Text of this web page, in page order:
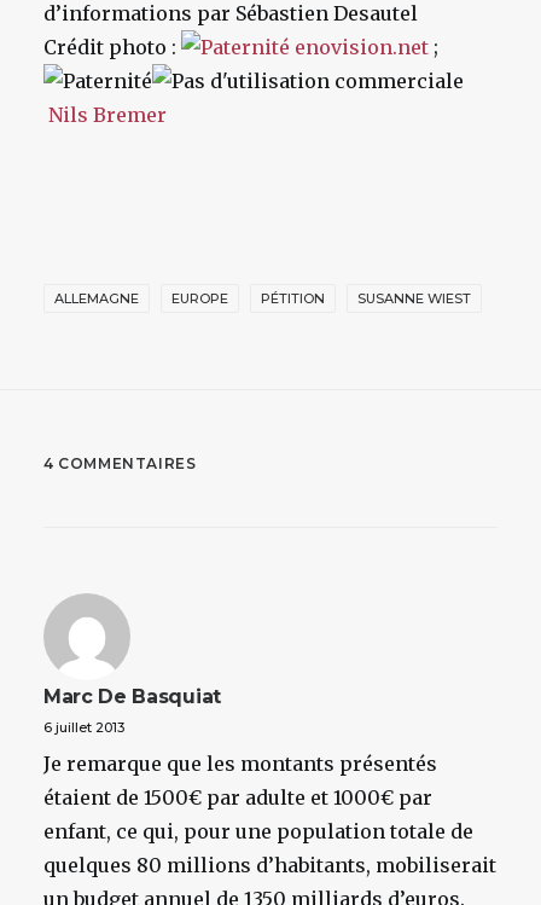
d’informations par Sébastien Desautel
Crédit photo :
enovision.net ;
Nils Bremer
ALLEMAGNE EUROPE PÉTITION SUSANNE WIEST
4 COMMENTAIRES
Marc De Basquiat
6 juillet 2013
Je remarque que les montants présentés
étaient de 1500€ par adulte et 1000€ par
enfant, ce qui, pour une population totale de
quelques 80 millions d’habitants, mobiliserait
un budget annuel de 1350 milliards d’euros.